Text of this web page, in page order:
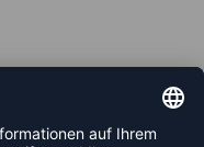
VERPASSE KEINE